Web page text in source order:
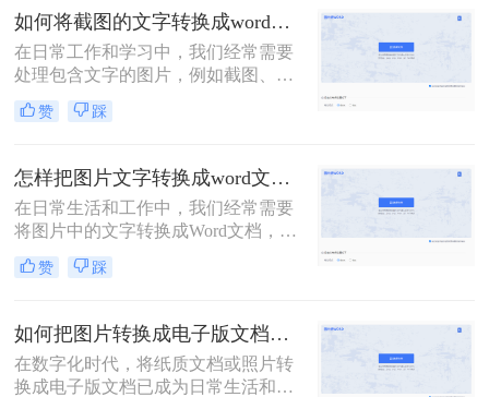
吗？接下来就让我们来给大家介绍扫
描的文件怎么转换成word吧！
如何将截图的文字转换成word？四种简单好用方法分享！
在日常工作和学习中，我们经常需要
处理包含文字的图片，例如截图、扫
描文档等。为了更高效地利用这些信
息，将截图中的文字提取出来显得尤
成word呢？本文将介绍四种提取截图
文字的方法，帮助你轻松应对各种场
景。
赞 踩
怎样把图片文字转换成word文档？分享3种简单方法，1秒搞定！
在日常生活和工作中，我们经常需要
将图片中的文字转换成Word文档，以
便于编辑、整理或分享。那么怎样把
图片文字转换成word文档呢？本文将
松实现图片文字到Word文档的转换。
赞 踩
如何把图片转换成电子版文档？可以试试这三个方法！
在数字化时代，将纸质文档或照片转
换成电子版文档已成为日常生活和工